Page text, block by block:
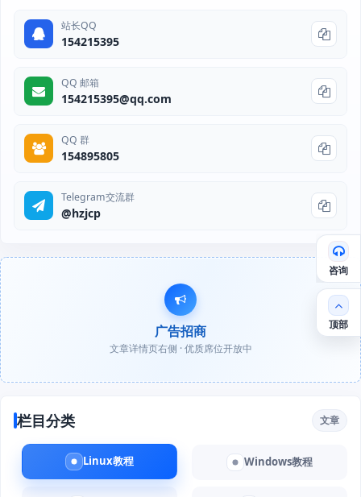
站长QQ
154215395
QQ 邮箱
154215395@qq.com
QQ 群
154895805
Telegram交流群
@hzjcp
广告招商
文章详情页右侧 · 优质席位开放中
栏目分类 文章
Linux教程 Windows教程
咨询
顶部